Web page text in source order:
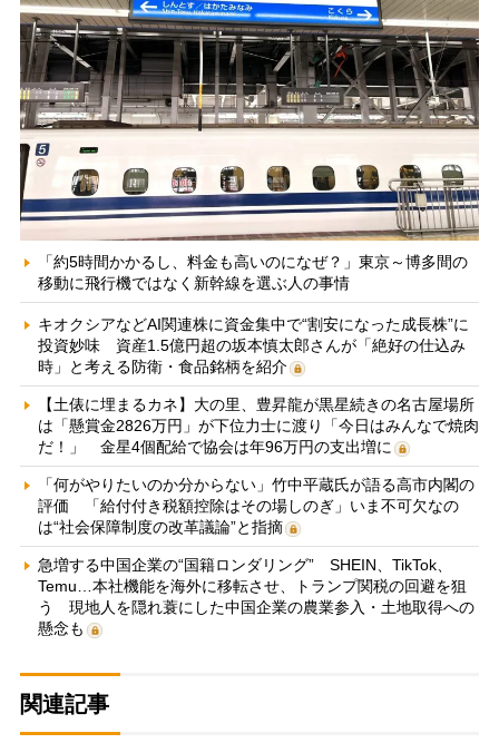
「約5時間かかるし、料金も高いのになぜ？」東京～博多間の
移動に飛行機ではなく新幹線を選ぶ人の事情
キオクシアなどAI関連株に資金集中で“割安になった成長株”に
投資妙味 資産1.5億円超の坂本慎太郎さんが「絶好の仕込み
時」と考える防衛・食品銘柄を紹介
【土俵に埋まるカネ】大の里、豊昇龍が黒星続きの名古屋場所
は「懸賞金2826万円」が下位力士に渡り「今日はみんなで焼肉
だ！」 金星4個配給で協会は年96万円の支出増に
「何がやりたいのか分からない」竹中平蔵氏が語る高市内閣の
評価 「給付付き税額控除はその場しのぎ」いま不可欠なの
は“社会保障制度の改革議論”と指摘
急増する中国企業の“国籍ロンダリング” SHEIN、TikTok、
Temu…本社機能を海外に移転させ、トランプ関税の回避を狙
う 現地人を隠れ蓑にした中国企業の農業参入・土地取得への
懸念も
関連記事